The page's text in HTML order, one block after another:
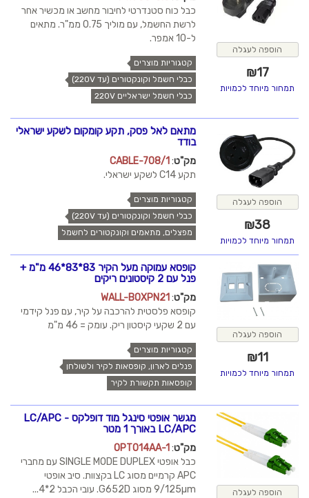
הוספה לעגלה
₪17
תמחור מיוחד לכמויות
כבל כוח סטנדרטי לחיבור מחשב או מכשיר אחר
לרשת החשמל, עם מוליך 0.75 ממ"ר. מתאים
ל-10 אמפר.
קטגוריות מוצרים
כבלי חשמל וקונקטורים (עד 220V)
כבלי חשמל ישראליים 220V
הוספה לעגלה
₪38
תמחור מיוחד לכמויות
מתאם לאל פסק, תקע קומקום לשקע ישראלי
בודד
מק"ט:
CABLE-708/1
תקע C14 לשקע ישראלי.
קטגוריות מוצרים
כבלי חשמל וקונקטורים (עד 220V)
מפצלים, מתאמים וקונקטורים לחשמל
הוספה לעגלה
₪11
תמחור מיוחד לכמויות
קופסא עמוקה מעל הקיר 83*83*46 מ"מ +
פנל עם 2 קיסטונים ריקים
מק"ט:
WALL-BOXPN21
קופסא פלסטית להרכבה על קיר, עם פנל קידמי
עם 2 שקעי קיסטון ריק. עומק = 46 מ"מ
קטגוריות מוצרים
פנלים לארון, קופסאות לקיר ולשולחן
קופסאות תקשורת לקיר
הוספה לעגלה
מגשר אופטי סינגל מוד דופלקס LC/APC -
LC/APC באורך 1 מטר
מק"ט:
OPT014AA-1
כבל אופטי SINGLE MODE DUPLEX עם מחברי
APC קרמיים מסוג LC בקצוות. סיב אופטי
9/125µm מסוג G652D. עובי הכבל 2*4...